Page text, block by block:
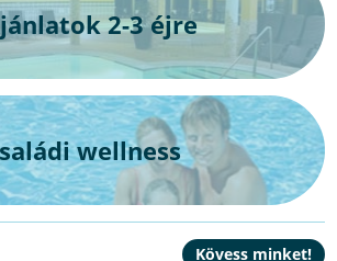
2-3 éjre
wellness